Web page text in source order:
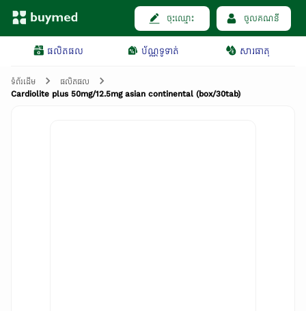
ចុះឈ្មោះ ចូលគណនី
ផលិតផល ប័ណ្ណទូទាត់ សារធាតុ
ទំព័រដើម
ផលិតផល
Cardiolite plus 50mg/12.5mg asian continental (box/30tab)